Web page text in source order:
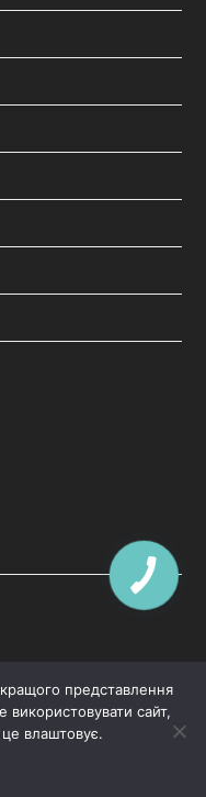
Rights Reserved
представлення
сайт,
влаштовує.